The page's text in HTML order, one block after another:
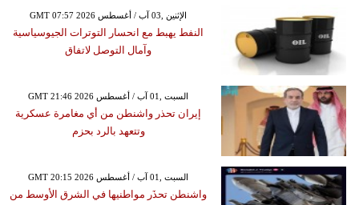
GMT 07:57 2026 الإثنين ,03 آب / أغسطس
النفط يهبط مع انحسار التوترات الجيوسياسية
وآمال التوصل لاتفاق
GMT 21:46 2026 السبت ,01 آب / أغسطس
إيران تحذر واشنطن من أي مغامرة عسكرية
وتتعهد بالرد بحزم
GMT 20:15 2026 السبت ,01 آب / أغسطس
واشنطن تحذَر مواطنيها في الشرق الأوسط من